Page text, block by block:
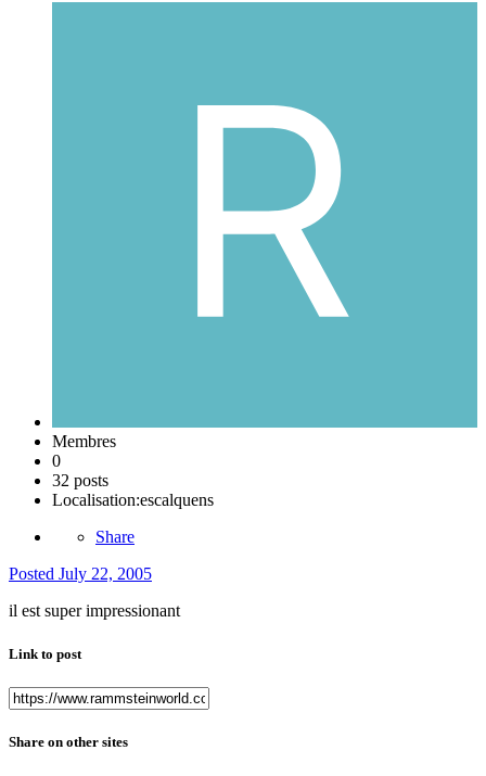
Membres
0
32 posts
Localisation:escalquens
Share
Posted July 22, 2005
il est super impressionant
Link to post
Share on other sites